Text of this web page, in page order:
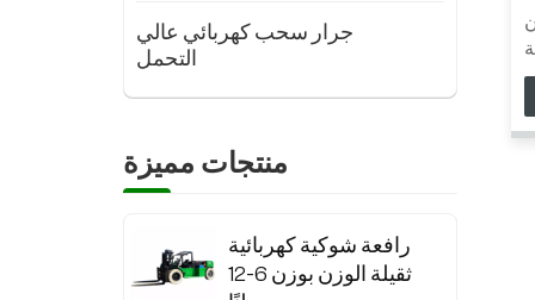
جرار سحب كهربائي عالي
التحمل
منتجات مميزة
رافعة شوكية كهربائية
ثقيلة الوزن بوزن 6-12